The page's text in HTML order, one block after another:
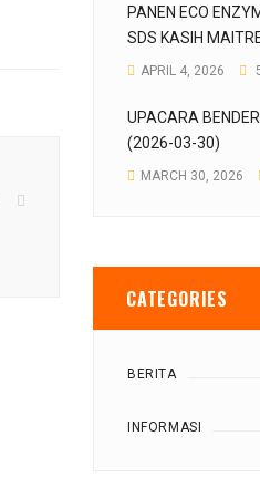
PANEN ECO
SDS KASIH
APRIL 4, 2026
UPACARA
(2026-03-30)
MARCH 30, 2026
CATEGORIES
BERITA
INFORMASI